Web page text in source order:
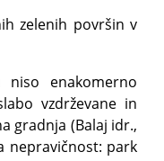
zelenih površin v
enakomerno
vzdrževane in
gradnja (Balaj idr.,
nepravičnost: park